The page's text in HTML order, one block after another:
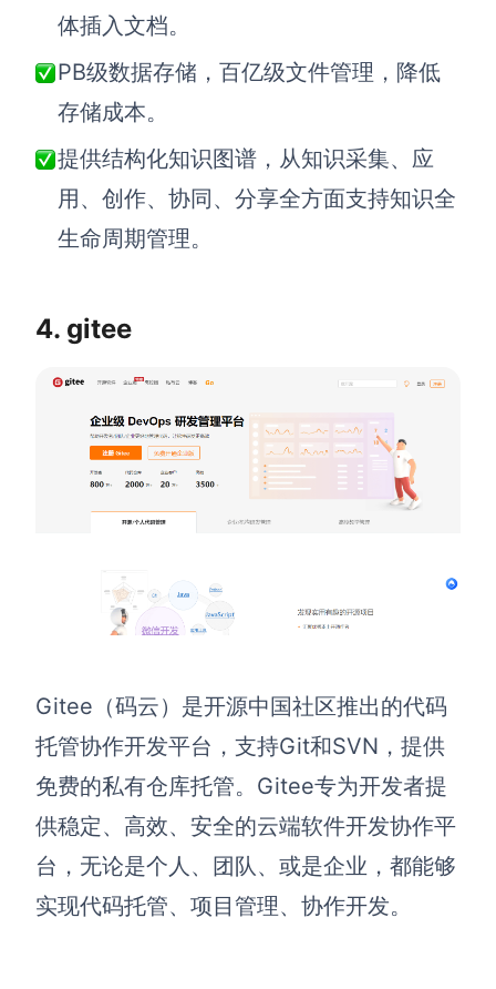
体插入文档。
PB级数据存储，百亿级文件管理，降低
存储成本。
提供结构化知识图谱，从知识采集、应
用、创作、协同、分享全方面支持知识全
生命周期管理。
4. gitee
Gitee（码云）是开源中国社区推出的代码
托管协作开发平台，支持Git和SVN，提供
免费的私有仓库托管。Gitee专为开发者提
供稳定、高效、安全的云端软件开发协作平
台，无论是个人、团队、或是企业，都能够
实现代码托管、项目管理、协作开发。